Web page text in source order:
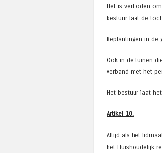
Het is verboden
bestuur laat de
Beplantingen in de
Ook in de tuinen
verband met het
Het bestuur laat
Artikel 10.
Altijd als het
het Huishoudelijk